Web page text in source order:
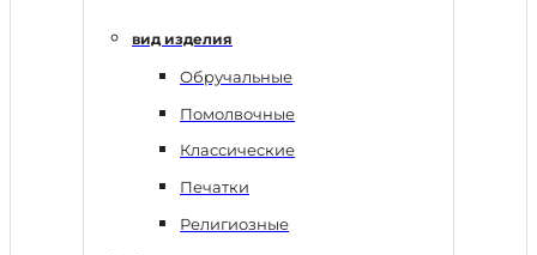
вид изделия
Обручальные
Помолвочные
Классические
Печатки
Религиозные